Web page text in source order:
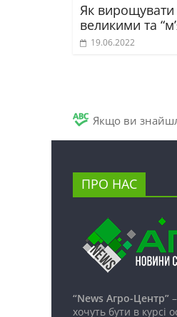
Як
великими та
19.06.2022
Якщо ви
ПРО НАС
“News Агро-Центр”
хочуть бути в курсі